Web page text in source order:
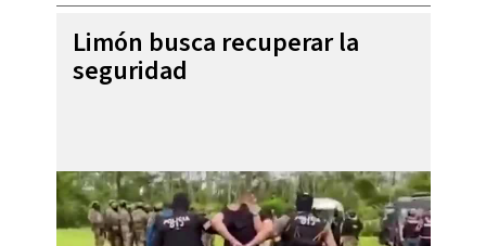
Limón busca recuperar la
seguridad